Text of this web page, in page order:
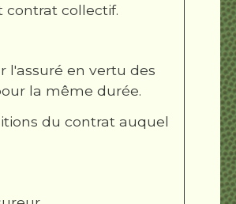
contrat collectif.
l'assuré en vertu des
la même durée.
du contrat auquel